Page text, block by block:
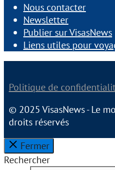
Nous contacter
Newsletter
Publier sur VisasNews
Liens utiles pour
Politique de
© 2025 VisasNews - Le
droits réservés
Fermer
Rechercher